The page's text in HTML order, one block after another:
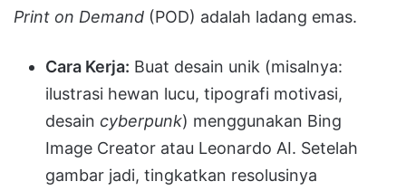
Print on Demand (POD) adalah ladang emas.
Cara Kerja: Buat desain unik (misalnya:
ilustrasi hewan lucu, tipografi motivasi,
desain cyberpunk) menggunakan Bing
Image Creator atau Leonardo AI. Setelah
gambar jadi, tingkatkan resolusinya